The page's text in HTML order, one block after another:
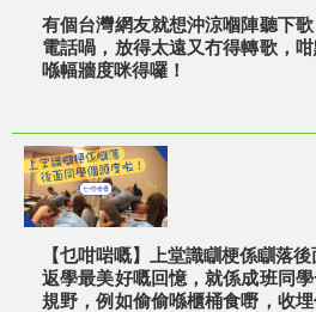
有個台灣網友就想沖涼嗰陣聽下
電話喎，放得太遠又冇得轉歌，
喺幅牆度咪得囉！
【乜咁啱嘅】上堂識瞓梗係瞓落
返學最美好嘅回憶，就係成班同
規野，例如偷偷喺櫃桶食嘢，收